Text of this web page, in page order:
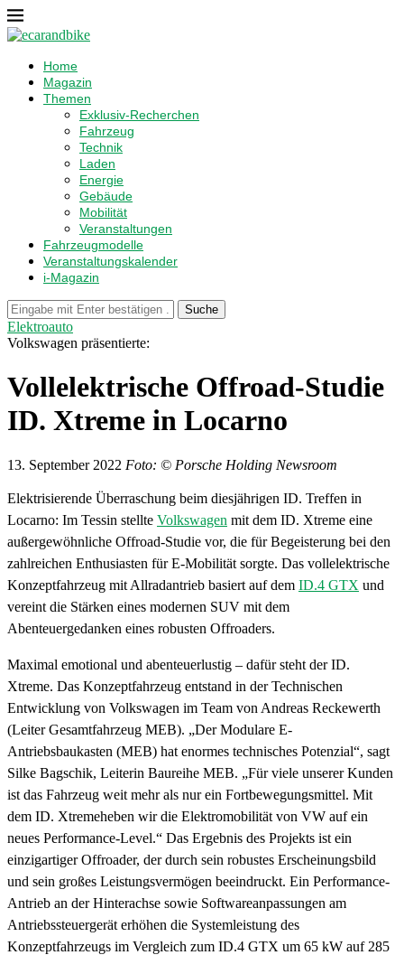
Home
Magazin
Themen
Exklusiv-Recherchen
Fahrzeug
Technik
Laden
Energie
Gebäude
Mobilität
Veranstaltungen
Fahrzeugmodelle
Veranstaltungskalender
i-Magazin
Suche
Elektroauto
Volkswagen präsentierte:
Vollelektrische Offroad-Studie
ID. Xtreme in Locarno
13. September 2022 Foto: © Porsche Holding Newsroom
Elektrisierende Überraschung beim diesjährigen ID. Treffen in
Locarno: Im Tessin stellte Volkswagen mit dem ID. Xtreme eine
außergewöhnliche Offroad-Studie vor, die für Begeisterung bei den
zahlreichen Enthusiasten für E-Mobilität sorgte. Das vollelektrische
Konzeptfahrzeug mit Allradantrieb basiert auf dem ID.4 GTX und
vereint die Stärken eines modernen SUV mit dem
Abenteuergedanken eines robusten Offroaders.
Maximal emotional und abenteuerlustig – dafür steht der ID.
Xtreme. Das Konzeptfahrzeug entstand in der Technischen
Entwicklung von Volkswagen im Team von Andreas Reckewerth
(Leiter Gesamtfahrzeug MEB). „Der Modulare E-
Antriebsbaukasten (MEB) hat enormes technisches Potenzial“, sagt
Silke Bagschik, Leiterin Baureihe MEB. „Für viele unserer Kunden
ist das Fahrzeug weit mehr als nur ein Fortbewegungsmittel. Mit
dem ID. Xtremeheben wir die Elektromobilität von VW auf ein
neues Performance-Level.“ Das Ergebnis des Projekts ist ein
einzigartiger Offroader, der durch sein robustes Erscheinungsbild
und sein großes Leistungsvermögen beeindruckt. Ein Performance-
Antrieb an der Hinterachse sowie Softwareanpassungen am
Antriebssteuergerät erhöhen die Systemleistung des
Konzeptfahrzeugs im Vergleich zum ID.4 GTX um 65 kW auf 285